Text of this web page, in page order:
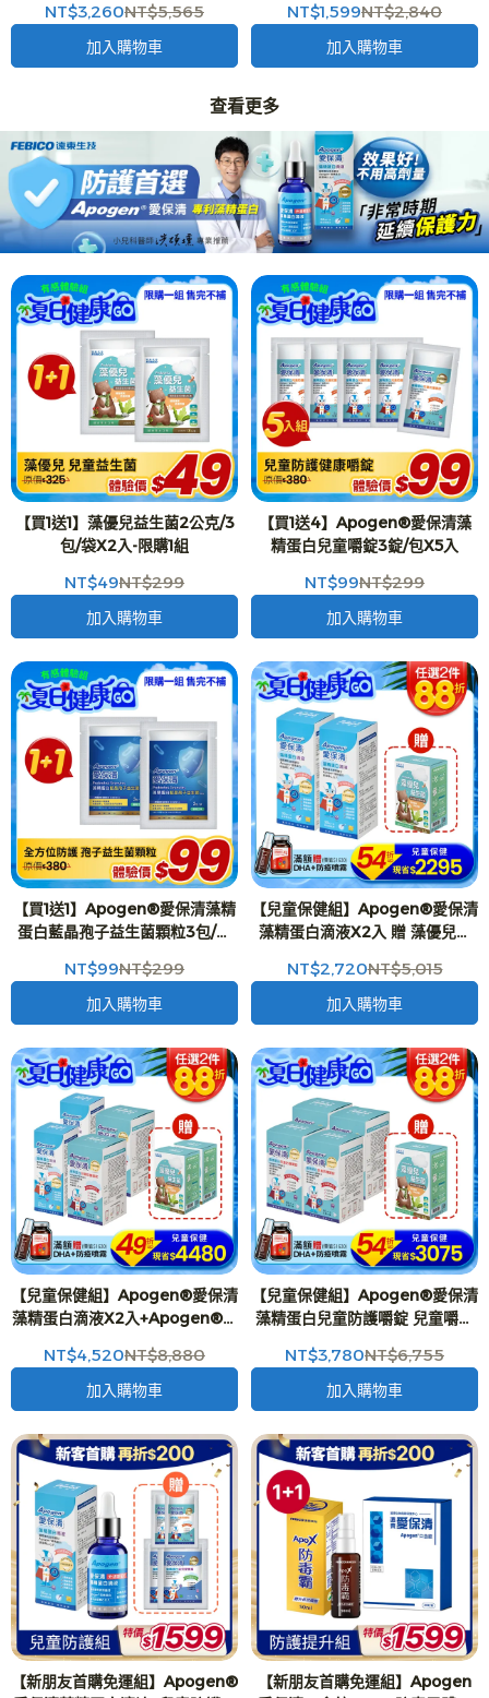
NT$3,260NT$5,565
加入購物車
NT$1,599NT$2,840
加入購物車
查看更多
【買1送1】藻優兒益生菌2公克/3
包/袋X2入-限購1組
NT$49NT$299
加入購物車
【買1送4】Apogen®愛保清藻
精蛋白兒童嚼錠3錠/包X5入
NT$99NT$299
加入購物車
【買1送1】Apogen®愛保清藻精
蛋白藍晶孢子益生菌顆粒3包/袋
NT$99NT$299
加入購物車
【兒童保健組】Apogen®愛保清
藻精蛋白滴液X2入 贈 藻優兒益
盒)X1入-二代台美專利 防護再升
級
NT$2,720NT$5,015
加入購物車
【兒童保健組】Apogen®愛保清
藻精蛋白滴液X2入+Apogen®愛
嚼錠(60g/瓶)X2入 贈藻優兒益生
菌x2入-二代台美專利 防護再升級
NT$4,520NT$8,880
加入購物車
【兒童保健組】Apogen®愛保清
藻精蛋白兒童防護嚼錠 兒童嚼錠
末 全新改版 兒童益生菌 (2g*15
包/盒)X1入 -二代台美專利 防護再
升級
NT$3,780NT$6,755
加入購物車
【新朋友首購免運組】Apogen®
【新朋友首購免運組】Apogen